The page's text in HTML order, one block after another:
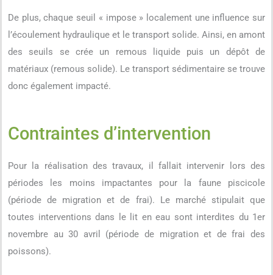
De plus, chaque seuil « impose » localement une influence sur
l’écoulement hydraulique et le transport solide. Ainsi, en amont
des seuils se crée un remous liquide puis un dépôt de
matériaux (remous solide). Le transport sédimentaire se trouve
donc également impacté.
Contraintes d’intervention
Pour la réalisation des travaux, il fallait intervenir lors des
périodes les moins impactantes pour la faune piscicole
(période de migration et de frai). Le marché stipulait que
toutes interventions dans le lit en eau sont interdites du 1er
novembre au 30 avril (période de migration et de frai des
poissons).